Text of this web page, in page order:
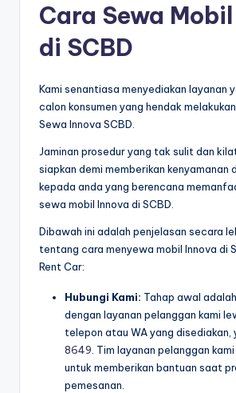
Cara Sewa
di SCBD
Kami senantiasa menyediakan layanan
calon konsumen yang hendak
Sewa Innova SCBD.
Jaminan prosedur yang tak sulit dan
siapkan demi memberikan kenyamanan
kepada anda yang berencana
sewa mobil Innova di SCBD.
Dibawah ini adalah penjelasan secara
tentang cara menyewa mobil Innova di
Rent Car:
Hubungi Kami: Tahap awal
dengan layanan pelanggan kami
telepon atau WA yang disediakan,
8649 . Tim layanan pelanggan
untuk memberikan bantuan saat
pemesanan.